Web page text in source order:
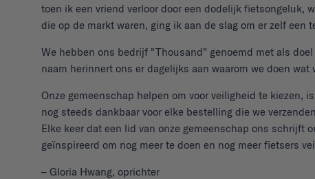
toen ik een vriend verloor door een dodelijk fietsongeluk,
die op de markt waren, ging ik aan de slag om er zelf een
We hebben ons bedrijf "Thousand" genoemd met als
naam herinnert ons er dagelijks aan waarom we doen wat
Onze gemeenschap helpen om voor veiligheid te kiezen,
nog steeds dankbaar voor elke bestelling die we
Elke keer dat een lid van onze gemeenschap ons schrijft
geïnspireerd om nog meer te doen en nog meer fietsers
– Gloria Hwang, oprichter